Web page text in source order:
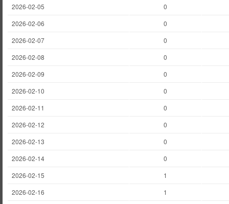
2026-02-05
0
2026-02-06
0
2026-02-07
0
2026-02-08
0
2026-02-09
0
2026-02-10
0
2026-02-11
0
2026-02-12
0
2026-02-13
0
2026-02-14
0
2026-02-15
1
2026-02-16
1